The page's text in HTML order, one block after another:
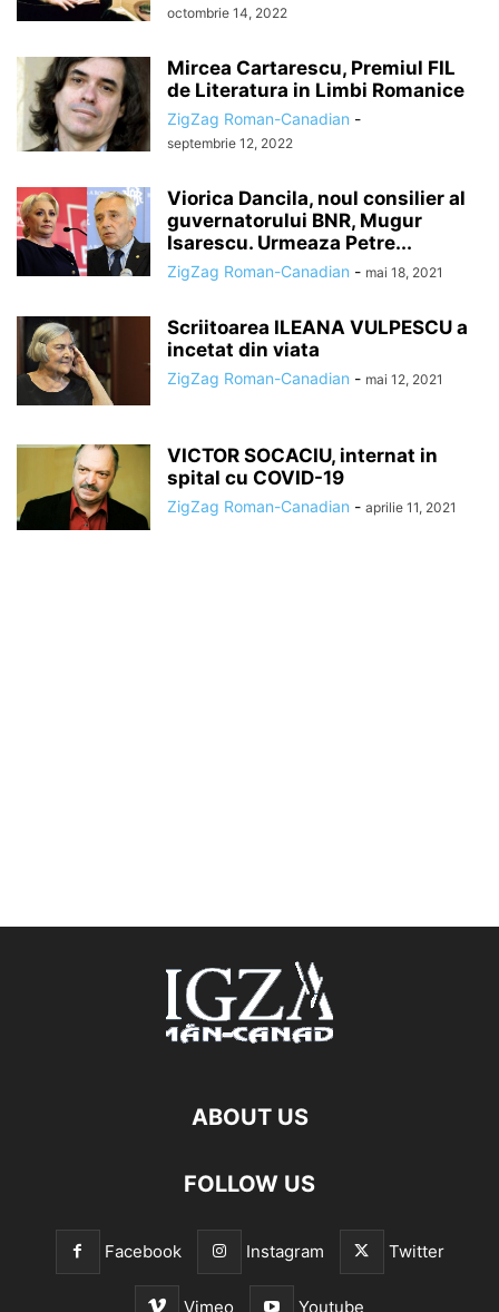
octombrie 14, 2022
Mircea Cartarescu, Premiul FIL
de Literatura in Limbi Romanice
ZigZag Roman-Canadian -
septembrie 12, 2022
Viorica Dancila, noul consilier al
guvernatorului BNR, Mugur
Isarescu. Urmeaza Petre...
ZigZag Roman-Canadian - mai 18, 2021
Scriitoarea ILEANA VULPESCU a
incetat din viata
ZigZag Roman-Canadian - mai 12, 2021
VICTOR SOCACIU, internat in
spital cu COVID-19
ZigZag Roman-Canadian - aprilie 11, 2021
ABOUT US
FOLLOW US
Facebook Instagram Twitter
Vimeo Youtube